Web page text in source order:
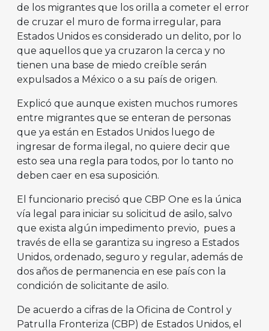
de los migrantes que los orilla a cometer el error
de cruzar el muro de forma irregular, para
Estados Unidos es considerado un delito, por lo
que aquellos que ya cruzaron la cerca y no
tienen una base de miedo creíble serán
expulsados a México o a su país de origen.
Explicó que aunque existen muchos rumores
entre migrantes que se enteran de personas
que ya están en Estados Unidos luego de
ingresar de forma ilegal, no quiere decir que
esto sea una regla para todos, por lo tanto no
deben caer en esa suposición.
El funcionario precisó que CBP One es la única
vía legal para iniciar su solicitud de asilo, salvo
que exista algún impedimento previo, pues a
través de ella se garantiza su ingreso a Estados
Unidos, ordenado, seguro y regular, además de
dos años de permanencia en ese país con la
condición de solicitante de asilo.
De acuerdo a cifras de la Oficina de Control y
Patrulla Fronteriza (CBP) de Estados Unidos, el